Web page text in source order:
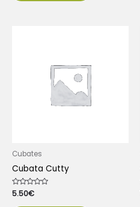
Cubates
Cubata Cutty
Valorado
con
5.50€